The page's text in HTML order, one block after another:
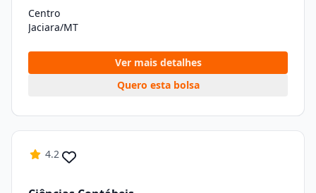
Centro
Jaciara/MT
Ver mais detalhes
Quero esta bolsa
4.2